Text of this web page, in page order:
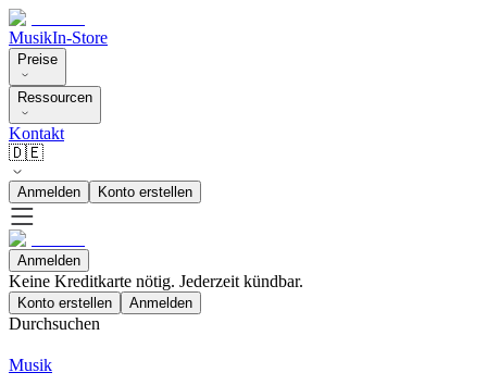
MusikIn-Store
Preise
Ressourcen
Kontakt
🇩🇪
Anmelden Konto erstellen
Anmelden
Keine Kreditkarte nötig. Jederzeit kündbar.
Konto erstellen Anmelden
Durchsuchen
Musik